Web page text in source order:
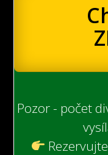
Pozor - počet